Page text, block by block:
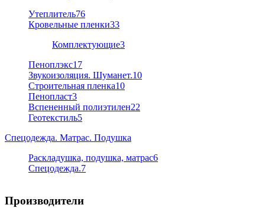
Утеплитель76
Кровельные пленки33
Комплектующие3
Пеноплэкс17
Звукоизоляция. Шуманет.10
Строительная пленка10
Пенопласт3
Вспененный полиэтилен22
Геотекстиль5
Спецодежда. Матрас. Подушка
Раскладушка, подушка, матрас6
Спецодежда.7
Производители